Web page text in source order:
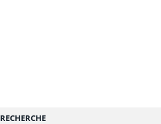
RECHERCHE